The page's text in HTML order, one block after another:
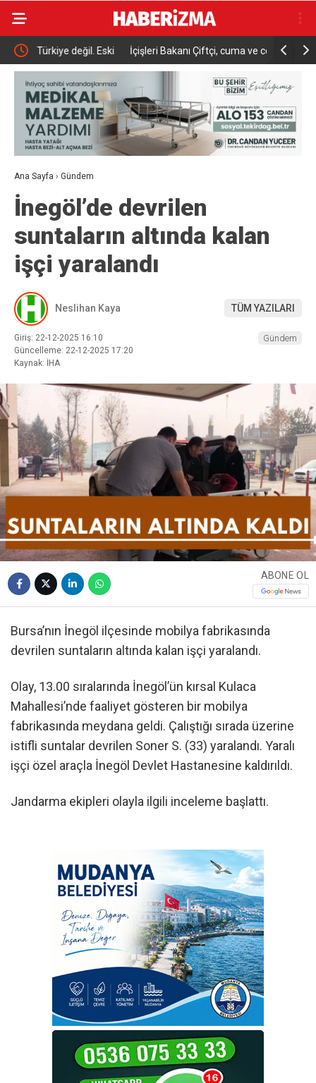
güçlü,
İçişleri Bakanı Çiftçi, cuma ve cenaze namazlarına
katıldı
Türkiye,
savunma
Ana Sayfa › Gündem
İnegöl’de devrilen
suntaların altında kalan
işçi yaralandı
Neslihan Kaya TÜM YAZILARI
Giriş: 22-12-2025 16:10
Güncelleme: 22-12-2025 17:20
Kaynak: İHA
Gündem
ABONE OL
Bursa’nın İnegöl ilçesinde mobilya fabrikasında
devrilen suntaların altında kalan işçi yaralandı.
Olay, 13.00 sıralarında İnegöl’ün kırsal Kulaca
Mahallesi’nde faaliyet gösteren bir mobilya
fabrikasında meydana geldi. Çalıştığı sırada üzerine
istifli suntalar devrilen Soner S. (33) yaralandı. Yaralı
işçi özel araçla İnegöl Devlet Hastanesine kaldırıldı.
Jandarma ekipleri olayla ilgili inceleme başlattı.